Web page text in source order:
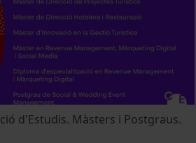
d'Estudis. Màsters i Postgraus.